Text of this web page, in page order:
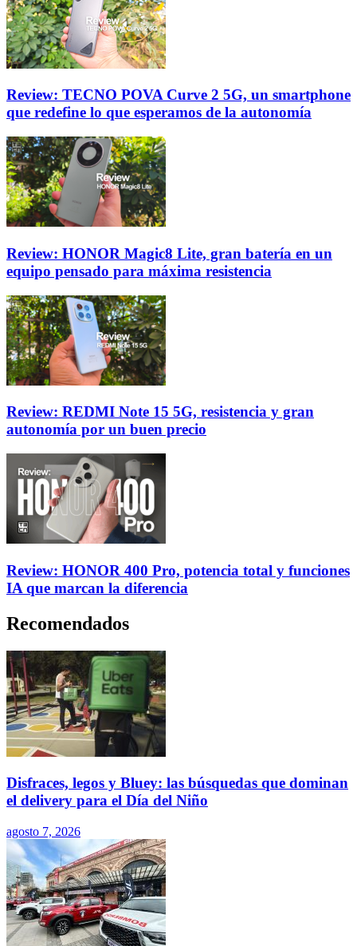
Review: TECNO POVA Curve 2 5G, un smartphone
que redefine lo que esperamos de la autonomía
Review: HONOR Magic8 Lite, gran batería en un
equipo pensado para máxima resistencia
Review: REDMI Note 15 5G, resistencia y gran
autonomía por un buen precio
Review: HONOR 400 Pro, potencia total y funciones
IA que marcan la diferencia
Recomendados
Disfraces, legos y Bluey: las búsquedas que dominan
el delivery para el Día del Niño
agosto 7, 2026